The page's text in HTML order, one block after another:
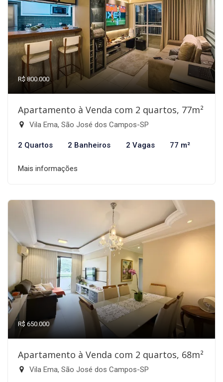
R$ 800.000
Apartamento à Venda com 2 quartos, 77m²
Vila Ema, São José dos Campos-SP
2 Quartos 2 Banheiros 2 Vagas 77 m²
Mais informações
R$ 650.000
Apartamento à Venda com 2 quartos, 68m²
Vila Ema, São José dos Campos-SP